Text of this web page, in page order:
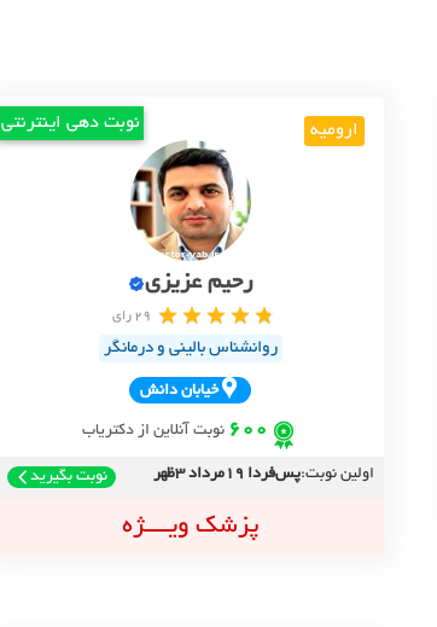
ارومیه نوبت دهی اینترنتی
رحیم عزیزی
29 رای
روانشناس بالینی و درمانگر
خيابان دانش
600 نوبت آنلاین از دکتریاب
اولین نوبت:پس‌فردا 19مرداد 3ظهر نوبت بگیرید
پزشک ویــــژه